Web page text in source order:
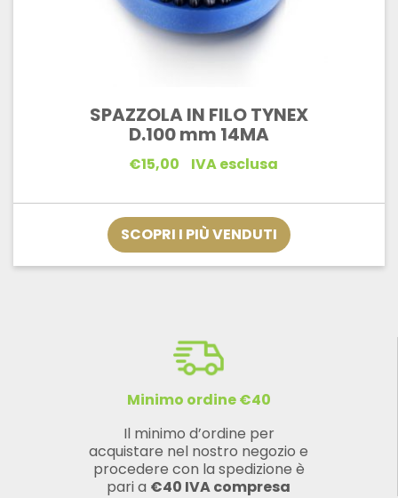
SPAZZOLA IN FILO TYNEX
D.100 mm 14MA
€15,00 IVA esclusa
SCOPRI I PIÙ VENDUTI
Minimo ordine €40
Il minimo d’ordine per
acquistare nel nostro negozio e
procedere con la spedizione è
pari a €40 IVA compresa